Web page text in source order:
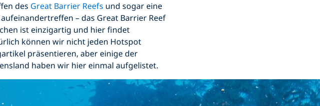
des Great Barrier Reefs und sogar eine
– das Great Barrier Reef
ist einzigartig und hier findet
können wir nicht jeden Hotspot
präsentieren, aber einige der
haben wir hier einmal aufgelistet.